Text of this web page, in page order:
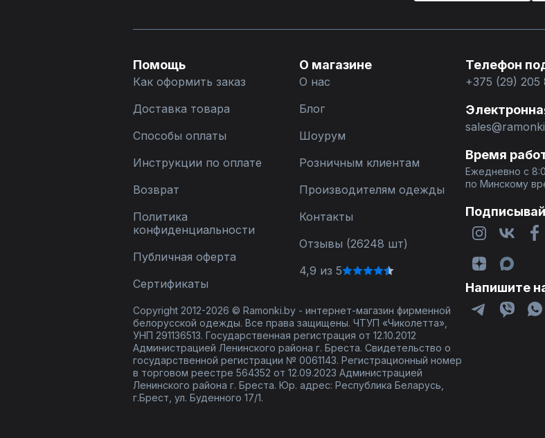
Помощь
Как оформить заказ
Доставка товара
Способы оплаты
Инструкции по оплате
Возврат
Политика
конфиденциальности
Публичная оферта
Сертификаты
О магазине
О нас
Блог
Шоурум
Розничным клиентам
Производителям одежды
Контакты
Отзывы (26248 шт)
4,9 из 5
Телефон
+375 (29) 205
Время
Ежедневно с
по Минскому
Напишите
Copyright 2012-2026 © Ramonki.by - интернет-магазин фирменной
белорусской одежды. Все права защищены. ЧТУП «Чиколетта»,
УНП 291136513. Государственная регистрация от 12.10.2012
Администрацией Ленинского района г. Бреста. Свидетельство о
государственной регистрации № 0061143. Регистрационный номер
в торговом реестре 564352 от 12.09.2023 Администрацией
Ленинского района г. Бреста. Юр. адрес: Республика Беларусь,
г.Брест, ул. Буденного 17/1.